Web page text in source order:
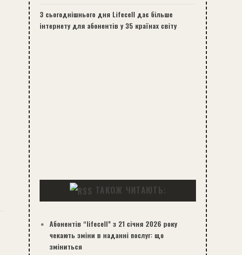
З сьогоднішнього дня Lifecell дає більше
інтернету для абонентів у 35 країнах світу
ТАКОЖ ЧИТАЮТЬ:
Абонентів “lifecell” з 21 січня 2026 року
чекають зміни в наданні послуг: що
зміниться